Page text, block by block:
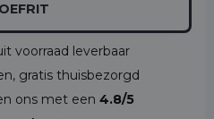
voorraad leverbaar
gratis thuisbezorgd
ons met een 4.8/5